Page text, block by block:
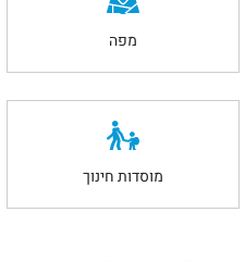
מפה
מוסדות חינוך